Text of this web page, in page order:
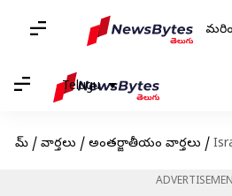
Telugu
హోమ్ / వార్తలు / అంతర్జాతీయం వార్తలు /